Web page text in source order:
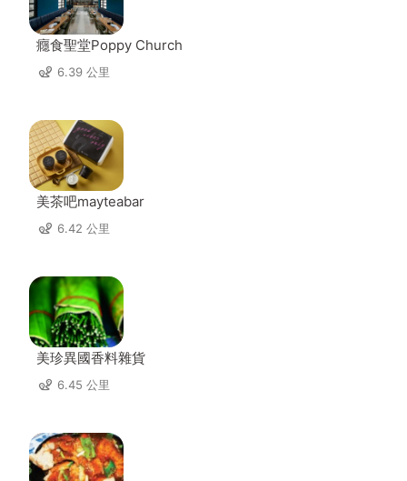
癮食聖堂Poppy Church
6.39 公里
美茶吧mayteabar
6.42 公里
美珍異國香料雜貨
6.45 公里